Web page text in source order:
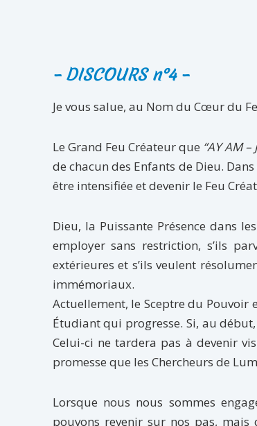
– DISCOURS n°4 –
Je vous salue, au Nom du Cœur du
Le Grand Feu Créateur que “AY AM –
de chacun des Enfants de Dieu.
être intensifiée et devenir le Feu
Dieu, la Puissante Présence dans
employer sans restriction, s’ils
extérieures et s’ils veulent
immémoriaux.
Actuellement, le Sceptre du Pouvoir
Étudiant qui progresse. Si, au
Celui-ci ne tardera pas à devenir
promesse que les Chercheurs de
Lorsque nous nous sommes
pouvons revenir sur nos pas,